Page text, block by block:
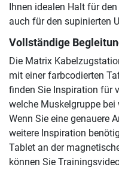
Ihnen idealen Halt für
auch für den supinierten
Vollständige
Die Matrix
mit einer farbcodierten
finden Sie Inspiration für
welche Muskelgruppe
Wenn Sie eine genauere
weitere Inspiration
Tablet an der
können Sie